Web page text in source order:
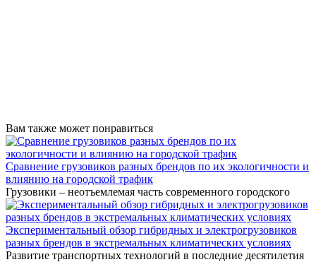
Вам также может понравиться
Сравнение грузовиков разных брендов по их экологичности и
влиянию на городской трафик
Грузовики – неотъемлемая часть современного городского
Экспериментальный обзор гибридных и электрогрузовиков
разных брендов в экстремальных климатических условиях
Развитие транспортных технологий в последние десятилетия